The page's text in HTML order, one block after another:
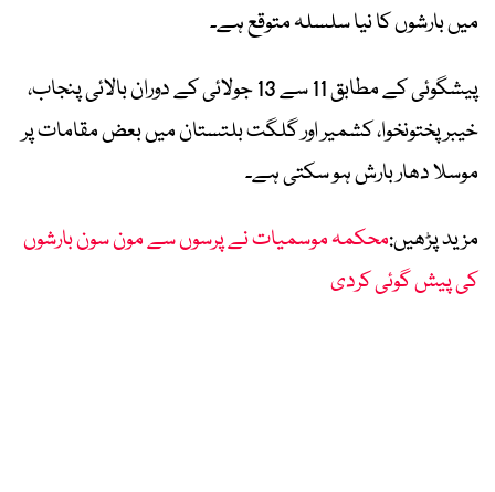
میں بارشوں کا نیا سلسلہ متوقع ہے۔
پیشگوئی کے مطابق 11 سے 13 جولائی کے دوران بالائی پنجاب،
خیبرپختونخوا، کشمیر اور گلگت بلتستان میں بعض مقامات پر
موسلا دھار بارش ہو سکتی ہے۔
مزید پڑھیں:محکمہ موسمیات نے پرسوں سے مون سون بارشوں
کی پیش گوئی کردی